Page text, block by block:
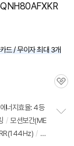
드 / 무이자 최대 3개
관
에너지효율: 4등
/ 모션보간(ME
/ H